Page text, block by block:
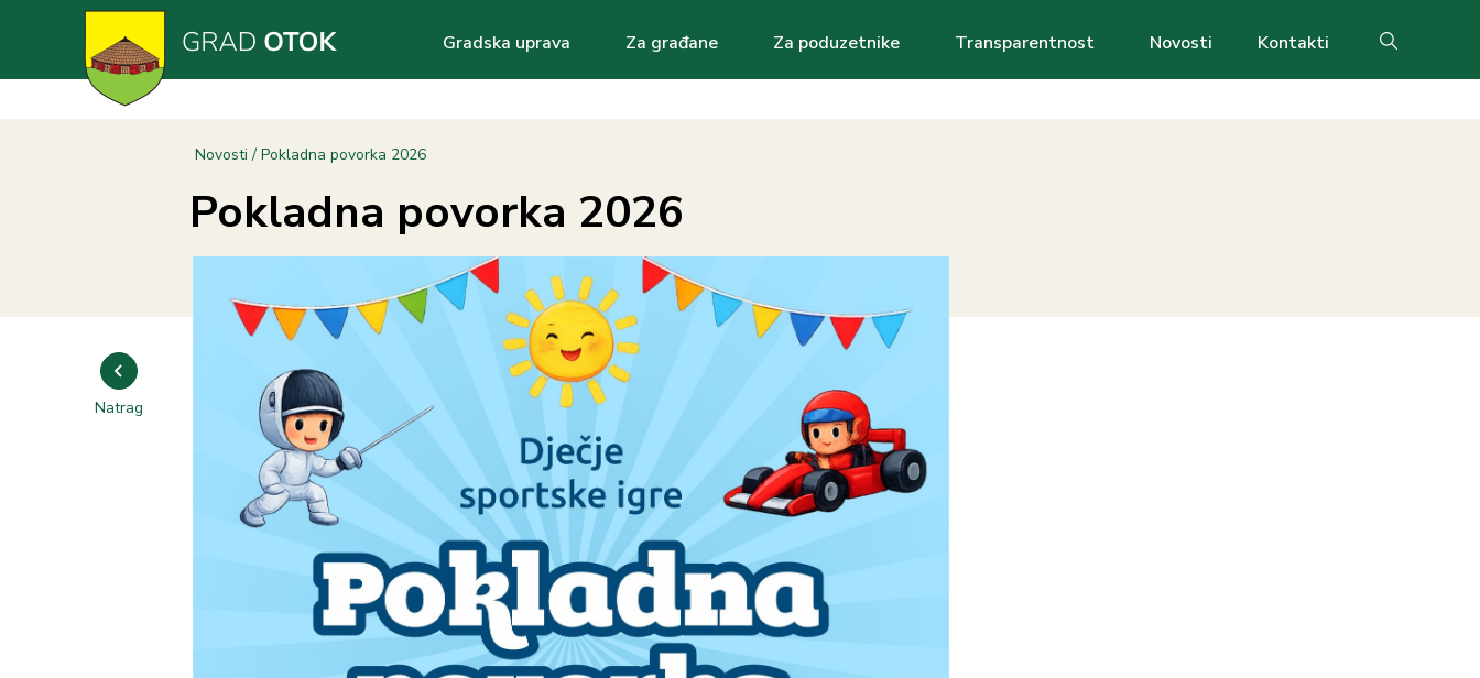
Main
navigation
Gradska uprava Za građane Za poduzetnike Transparentnost Novosti Kontakti Search
Breadcrumb
Novosti Pokladna povorka 2026
Pokladna povorka 2026
Natrag